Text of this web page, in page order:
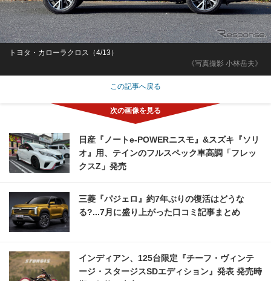
《写真撮影 小林岳夫》
トヨタ・カローラクロス（4/13）
この記事へ戻る
日産『ノートe-POWERニスモ』&スズキ『ソリ
オ』用、テインのフルスペック車高調「フレッ
クスZ」発売
三菱『パジェロ』約7年ぶりの復活はどうな
る?...7月に盛り上がった口コミ記事まとめ
インディアン、125台限定『チーフ・ヴィンテ
ージ・スタージスSDエディション』発表 発売時